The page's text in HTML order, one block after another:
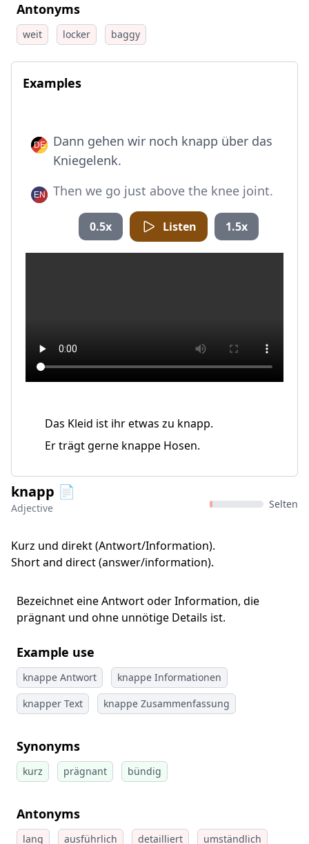
Antonyms
weit locker baggy
Examples
Dann gehen wir noch knapp über das
Kniegelenk.
Then we go just above the knee joint.
0.5x Listen 1.5x
Das Kleid ist ihr etwas zu knapp.
Er trägt gerne knappe Hosen.
knapp 📄
Adjective Selten
Kurz und direkt (Antwort/Information).
Short and direct (answer/information).
Bezeichnet eine Antwort oder Information, die
prägnant und ohne unnötige Details ist.
Example use
knappe Antwort
knappe Informationen
knapper Text
knappe Zusammenfassung
Synonyms
kurz prägnant bündig
Antonyms
lang ausführlich detailliert umständlich